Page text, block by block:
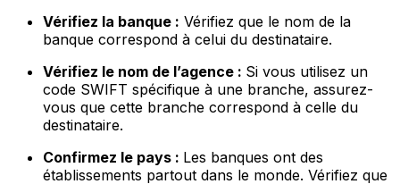
Vérifiez la banque : Vérifiez que le nom de la
banque correspond à celui du destinataire.
Vérifiez le nom de l’agence : Si vous utilisez un
code SWIFT spécifique à une branche, assurez-
vous que cette branche correspond à celle du
destinataire.
Confirmez le pays : Les banques ont des
établissements partout dans le monde. Vérifiez que